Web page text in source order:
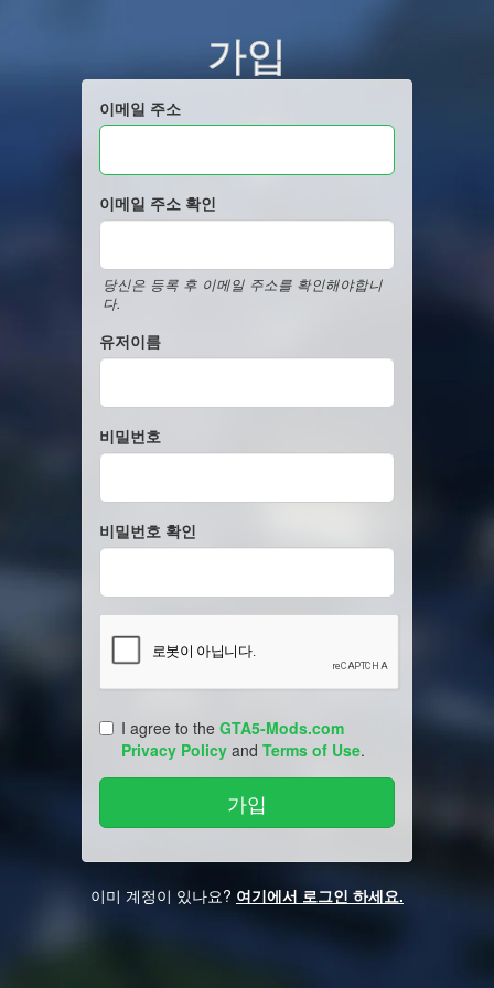
가입
이메일 주소
이메일 주소 확인
당신은 등록 후 이메일 주소를 확인해야합니
다.
유저이름
비밀번호
비밀번호 확인
I agree to the GTA5-Mods.com
Privacy Policy and Terms of Use.
이미 계정이 있나요? 여기에서 로그인 하세요.